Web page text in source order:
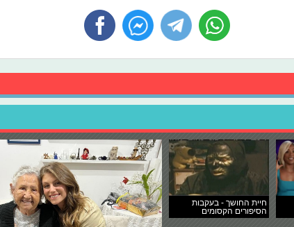
חיית החושך - בעקבות
הסיפורים הקסומים